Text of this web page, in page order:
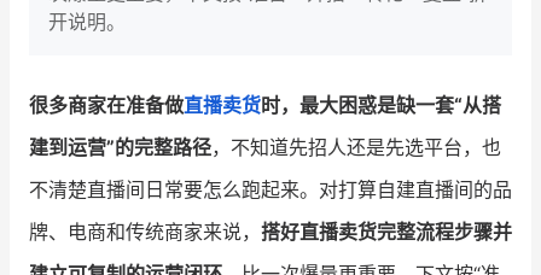
品牌消费观 行业报告
新零售资讯
培训课程
开说明。
很多商家在准备做直播卖货时，最大困惑是缺一套“从搭
建到运营”的完整路径，不知道先招人还是先选平台，也
不清楚直播间日常要怎么跑起来。对打算自建直播间的品
牌、电商和传统商家来说， 搭好直播卖货完整流程步骤并